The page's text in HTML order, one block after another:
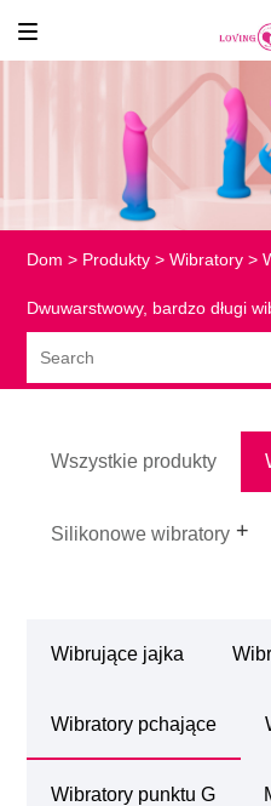
Dom > Produkty >Wibratory >
Dwuwarstwowy, bardzo długi
Wszystkie produkty
Silikonowe wibratory
Wibrujące jajka
Wibratory pchające
Wibratory punktu G